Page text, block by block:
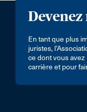
En tant que plus
juristes,
ce dont vous
carrière et pour